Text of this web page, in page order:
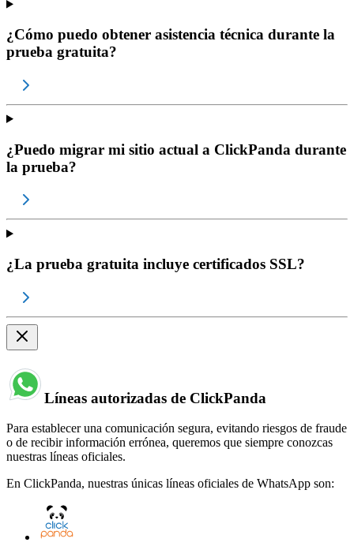
¿Cómo puedo obtener asistencia técnica durante la
prueba gratuita?
¿Puedo migrar mi sitio actual a ClickPanda durante
la prueba?
¿La prueba gratuita incluye certificados SSL?
Líneas autorizadas de ClickPanda
Para establecer una comunicación segura, evitando riesgos de fraude
o de recibir información errónea, queremos que siempre conozcas
nuestras líneas oficiales.
En ClickPanda, nuestras únicas líneas oficiales de WhatsApp son: